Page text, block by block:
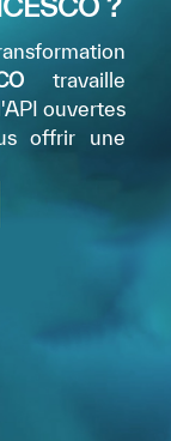
?
travaille
ouvertes
offrir une